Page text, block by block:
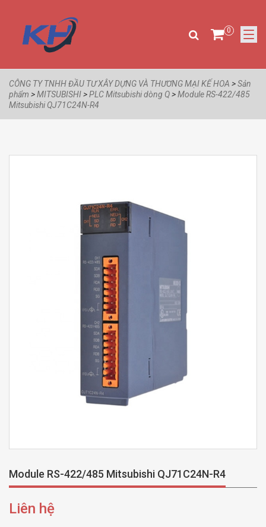
0
CÔNG TY TNHH ĐẦU TƯ XÂY DỰNG VÀ THƯƠNG MẠI KẾ HOA >Sản
phẩm >MITSUBISHI>PLC Mitsubishi dòng Q>Module RS-422/485
Mitsubishi QJ71C24N-R4
Module RS-422/485 Mitsubishi QJ71C24N-R4
Liên hệ